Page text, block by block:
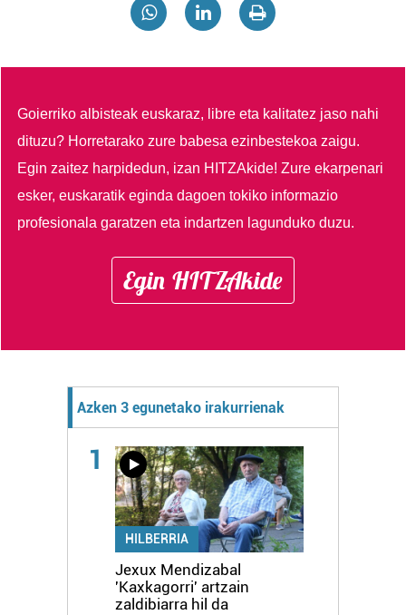
Goierriko albisteak euskaraz, libre eta kalitatez jaso nahi
dituzu? Horretarako zure babesa ezinbestekoa zaigu.
Egin zaitez harpidedun, izan HITZAkide!Zure ekarpenari
esker, euskaratik eginda dagoen tokiko informazio
profesionala garatzen eta indartzen lagunduko duzu.
Egin HITZAkide
Azken 3 egunetako irakurrienak
1
HILBERRIA
Jexux Mendizabal
'Kaxkagorri' artzain
zaldibiarra hil da